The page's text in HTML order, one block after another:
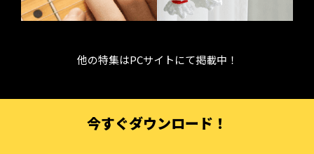
他の特集はPCサイトにて掲載中！
今すぐダウンロード！